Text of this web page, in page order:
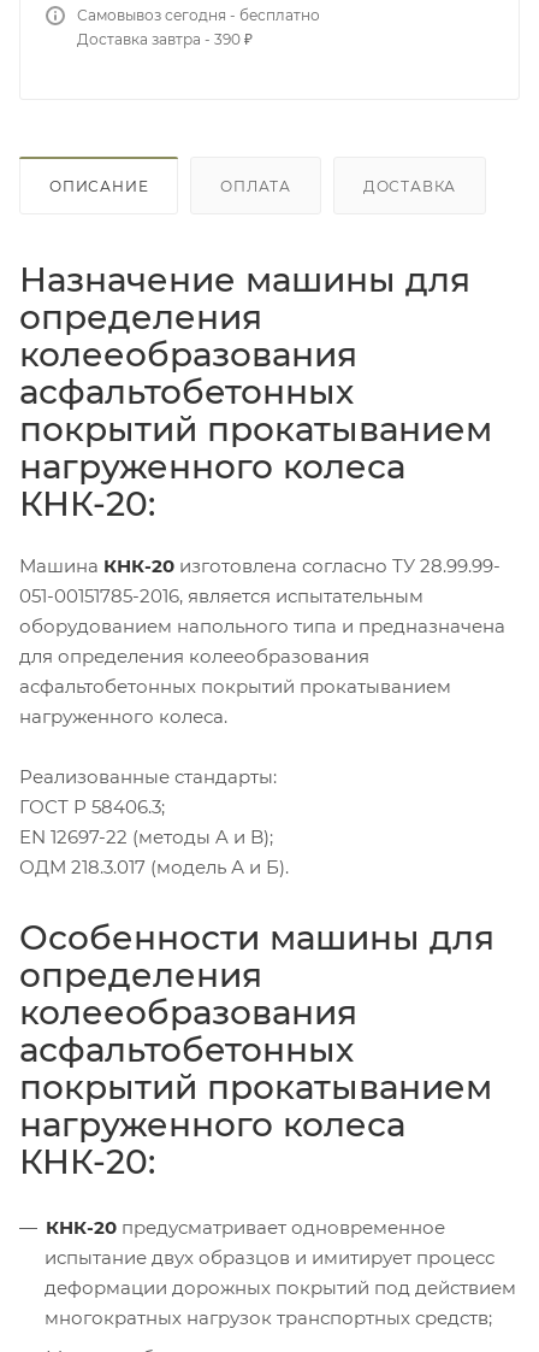
Самовывоз сегодня - бесплатно
Доставка завтра - 390 ₽
ОПИСАНИЕ ОПЛАТА ДОСТАВКА
Назначение машины для
определения
колееобразования
асфальтобетонных
покрытий прокатыванием
нагруженного колеса
КНК-20:
Машина КНК-20 изготовлена согласно ТУ 28.99.99-
051-00151785-2016, является испытательным
оборудованием напольного типа и предназначена
для определения колееобразования
асфальтобетонных покрытий прокатыванием
нагруженного колеса.
Реализованные стандарты:
ГОСТ Р 58406.3;
EN 12697-22 (методы A и B);
ОДМ 218.3.017 (модель А и Б).
Особенности машины для
определения
колееобразования
асфальтобетонных
покрытий прокатыванием
нагруженного колеса
КНК-20:
КНК-20 предусматривает одновременное
испытание двух образцов и имитирует процесс
деформации дорожных покрытий под действием
многократных нагрузок транспортных средств;